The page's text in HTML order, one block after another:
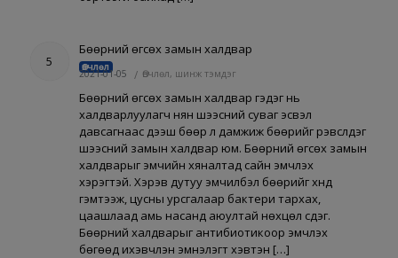
5
Бөөрний өгсөх замын халдвар
Өвчлөл
2021-01-05 / Өвчлөл, шинж тэмдэг
Бөөрний өгсөх замын халдвар гэдэг нь
халдварлуулагч нян шээсний суваг эсвэл
давсагнаас дээш бөөр лүү дамжиж бөөрийг үрэвсүүлдэг
шээсний замын халдвар юм. Бөөрний өгсөх замын
халдварыг эмчийн хяналтад сайн эмчлэх
хэрэгтэй. Хэрэв дутуу эмчилбэл бөөрийг хүнд
гэмтээж, цусны урсгалаар бактери тархах,
цаашлаад амь насанд аюултай нөхцөл үүсдэг.
Бөөрний халдварыг антибиотикоор эмчлэх
бөгөөд ихэвчлэн эмнэлэгт хэвтэн […]